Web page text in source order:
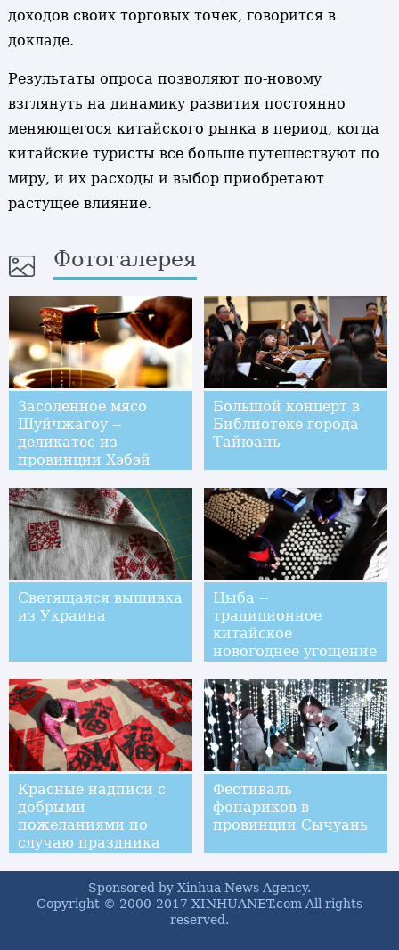
доходов своих торговых точек, говорится в
докладе.
Результаты опроса позволяют по-новому
взглянуть на динамику развития постоянно
меняющегося китайского рынка в период, когда
китайские туристы все больше путешествуют по
миру, и их расходы и выбор приобретают
растущее влияние.
Фотогалерея
Засоленное мясо
Шуйчжагоу --
деликатес из
провинции Хэбэй
Большой концерт в
Библиотеке города
Тайюань
Светящаяся вышивка
из Украина
Цыба --
традиционное
китайское
новогоднее угощение
Красные надписи с
добрыми
пожеланиями по
случаю праздника
Фестиваль
фонариков в
провинции Сычуань
Sponsored by Xinhua News Agency.
Copyright © 2000-2017 XINHUANET.com All rights
reserved.